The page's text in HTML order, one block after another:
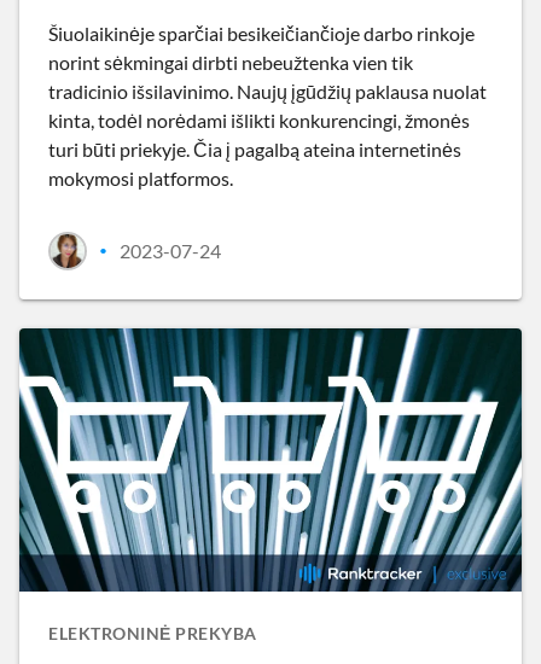
Šiuolaikinėje sparčiai besikeičiančioje darbo rinkoje
norint sėkmingai dirbti nebeužtenka vien tik
tradicinio išsilavinimo. Naujų įgūdžių paklausa nuolat
kinta, todėl norėdami išlikti konkurencingi, žmonės
turi būti priekyje. Čia į pagalbą ateina internetinės
mokymosi platformos.
• 2023-07-24
ELEKTRONINĖ PREKYBA